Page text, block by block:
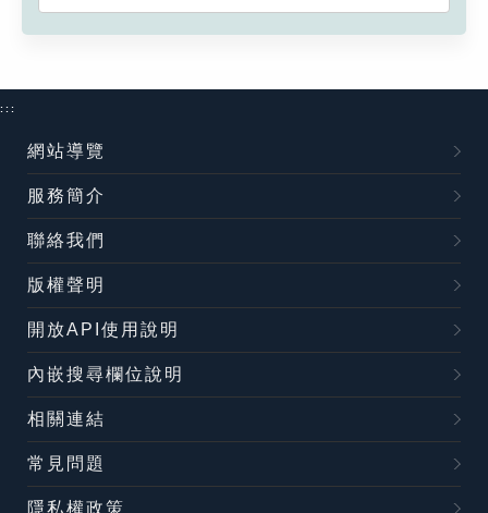
:::
網站導覽
服務簡介
聯絡我們
版權聲明
開放API使用說明
內嵌搜尋欄位說明
相關連結
常見問題
隱私權政策